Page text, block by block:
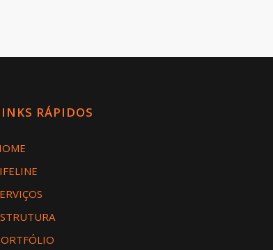
RÁPIDOS